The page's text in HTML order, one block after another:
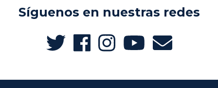
Síguenos en nuestras redes